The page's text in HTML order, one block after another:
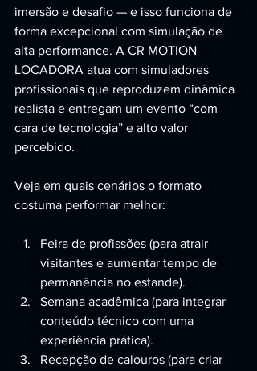
imersão e desafio — e isso funciona de
forma excepcional com simulação de
alta performance. A CR MOTION
LOCADORA atua com simuladores
profissionais que reproduzem dinâmica
realista e entregam um evento “com
cara de tecnologia” e alto valor
percebido.
Veja em quais cenários o formato
costuma performar melhor:
Feira de profissões (para atrair
visitantes e aumentar tempo de
permanência no estande).
Semana acadêmica (para integrar
conteúdo técnico com uma
experiência prática).
Recepção de calouros (para criar